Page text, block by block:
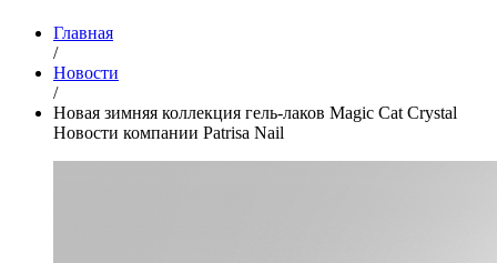
Главная
/
Новости
/
Новая зимняя коллекция гель-лаков Magic Cat Crystal
Новости компании Patrisa Nail